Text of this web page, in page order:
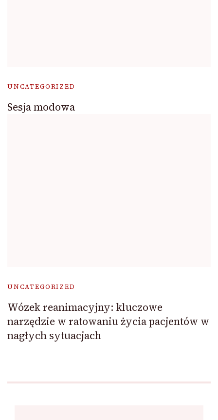
UNCATEGORIZED
Sesja modowa
UNCATEGORIZED
Wózek reanimacyjny: kluczowe
narzędzie w ratowaniu życia pacjentów w
nagłych sytuacjach